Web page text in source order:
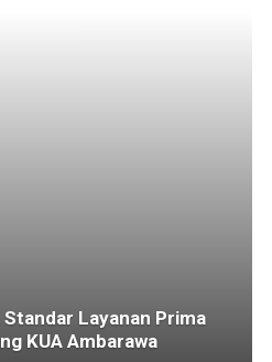
Layanan Prima
KUA Ambarawa